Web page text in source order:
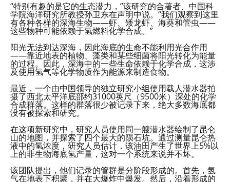
“特别有趣的是它的生态潜力，”该研究的合著者、中国科
学院海洋研究所教授孙卫东在声明中说。“我们观察到这里
有各种各样的深海生物——虾、矮龙虾、海葵和管虫——
这些物种可能依赖于氢燃料化学合成。”
阳光无法到达深海，因此海底的生命不能利用光合作用
——靠近地表的植物、藻类和某些细菌将阳光转化为能量
的过程。因此，深海中的一些生命依赖于化学合成，这涉
及使用氢气等化学物质作为能源来制造食物。
最近，一个由中国领导的独立研究小组使用载人潜水器拍
摄了西北太平洋底部约31000英尺（9500米）深处的化学
合成群落。这样的群落很少被记录下来，绝大多数海底都
没有被探索和研究。
在这项新研究中，研究人员使用同一艘潜水器绘制了昆仑
山的地图，并探索了四个最大的陨石坑。通过测量昆仑热
液中的氢浓度，研究人员估计，该油田产生了世界上5%以
上的非生物海底氢产量，这对一个系统来说并不坏。
该团队提出，他们记录的管群是分阶段形成的。首先，氢
气在地表下积聚，并在大爆炸中爆发。然后，沿着形成的